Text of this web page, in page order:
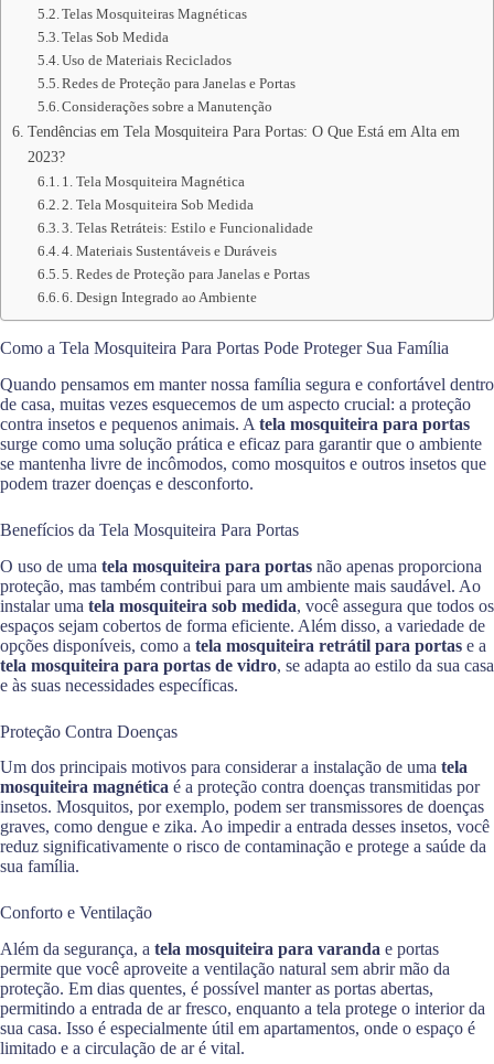
Telas Mosquiteiras Magnéticas
Telas Sob Medida
Uso de Materiais Reciclados
Redes de Proteção para Janelas e Portas
Considerações sobre a Manutenção
Tendências em Tela Mosquiteira Para Portas: O Que Está em Alta em
2023?
1. Tela Mosquiteira Magnética
2. Tela Mosquiteira Sob Medida
3. Telas Retráteis: Estilo e Funcionalidade
4. Materiais Sustentáveis e Duráveis
5. Redes de Proteção para Janelas e Portas
6. Design Integrado ao Ambiente
Como a Tela Mosquiteira Para Portas Pode Proteger Sua Família
Quando pensamos em manter nossa família segura e confortável dentro
de casa, muitas vezes esquecemos de um aspecto crucial: a proteção
contra insetos e pequenos animais. A tela mosquiteira para portas
surge como uma solução prática e eficaz para garantir que o ambiente
se mantenha livre de incômodos, como mosquitos e outros insetos que
podem trazer doenças e desconforto.
Benefícios da Tela Mosquiteira Para Portas
O uso de uma tela mosquiteira para portas não apenas proporciona
proteção, mas também contribui para um ambiente mais saudável. Ao
instalar uma tela mosquiteira sob medida, você assegura que todos os
espaços sejam cobertos de forma eficiente. Além disso, a variedade de
opções disponíveis, como a tela mosquiteira retrátil para portas e a
tela mosquiteira para portas de vidro, se adapta ao estilo da sua casa
e às suas necessidades específicas.
Proteção Contra Doenças
Um dos principais motivos para considerar a instalação de uma tela
mosquiteira magnética é a proteção contra doenças transmitidas por
insetos. Mosquitos, por exemplo, podem ser transmissores de doenças
graves, como dengue e zika. Ao impedir a entrada desses insetos, você
reduz significativamente o risco de contaminação e protege a saúde da
sua família.
Conforto e Ventilação
Além da segurança, a tela mosquiteira para varanda e portas
permite que você aproveite a ventilação natural sem abrir mão da
proteção. Em dias quentes, é possível manter as portas abertas,
permitindo a entrada de ar fresco, enquanto a tela protege o interior da
sua casa. Isso é especialmente útil em apartamentos, onde o espaço é
limitado e a circulação de ar é vital.